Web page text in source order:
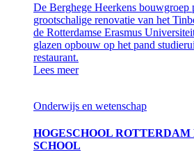
De Berghege Heerkens bouwgroep
grootschalige renovatie van het
de Rotterdamse Erasmus
glazen opbouw op het pand
restaurant.
Lees meer
Onderwijs en wetenschap
HOGESCHOOL ROTTERDAM
SCHOOL